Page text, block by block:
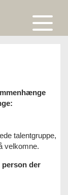
Åben
eller
talentgruppe,
velkomne.
person der